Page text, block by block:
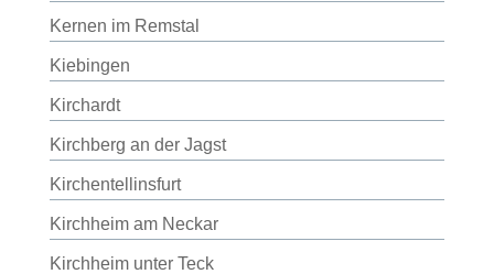
Kernen im Remstal
Kiebingen
Kirchardt
Kirchberg an der Jagst
Kirchentellinsfurt
Kirchheim am Neckar
Kirchheim unter Teck